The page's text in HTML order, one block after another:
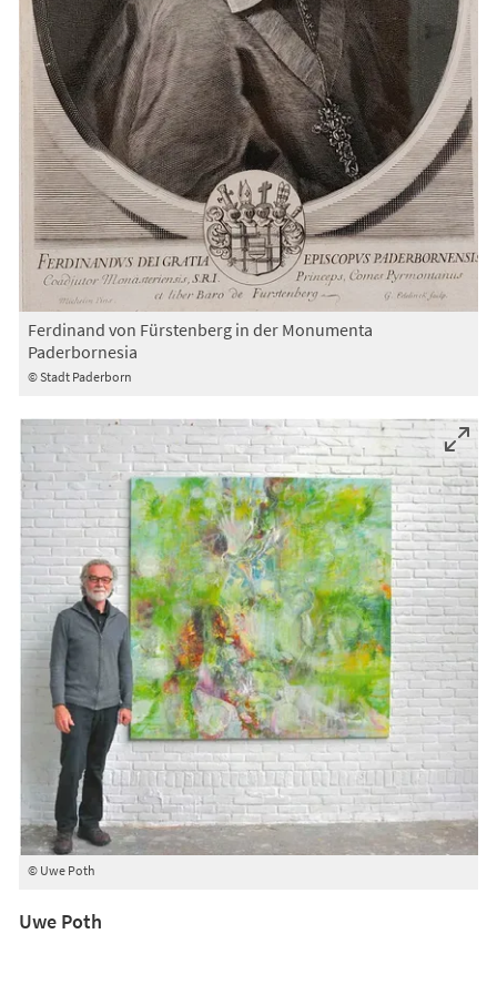
© Stadt Paderborn
Ferdinand von Fürstenberg in der Monumenta
Paderbornesia
© Uwe Poth
Uwe Poth